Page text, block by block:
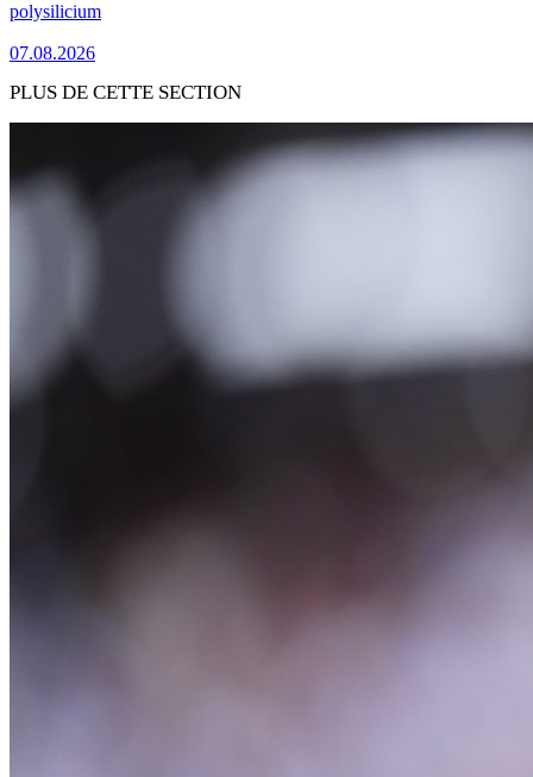
polysilicium
07.08.2026
PLUS DE CETTE SECTION